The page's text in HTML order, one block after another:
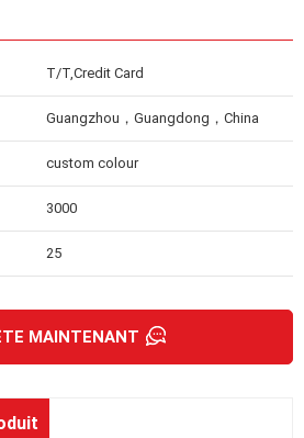
T/T,Credit Card
Guangzhou，Guangdong，China
custom colour
3000
25
MAINTENANT